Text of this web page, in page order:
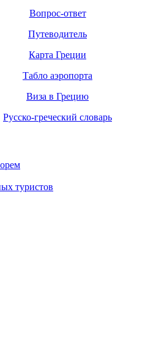
Вопрос-ответ
Путеводитель
Карта Греции
Табло аэропорта
Виза в Грецию
Русско-греческий словарь
туристов